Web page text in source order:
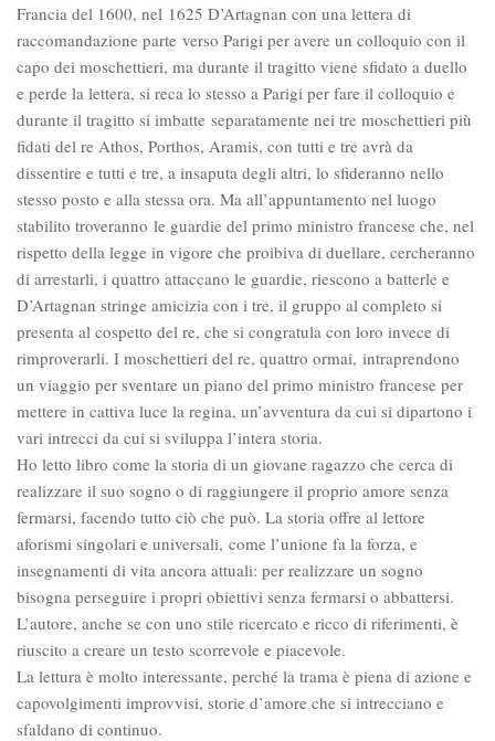
Francia del 1600, nel 1625 D’Artagnan con una lettera di
raccomandazione parte verso Parigi per avere un colloquio con il
capo dei moschettieri, ma durante il tragitto viene sfidato a duello
e perde la lettera, si reca lo stesso a Parigi per fare il colloquio e
durante il tragitto si imbatte separatamente nei tre moschettieri più
fidati del re Athos, Porthos, Aramis, con tutti e tre avrà da
dissentire e tutti e tre, a insaputa degli altri, lo sfideranno nello
stesso posto e alla stessa ora. Ma all’appuntamento nel luogo
stabilito troveranno le guardie del primo ministro francese che, nel
rispetto della legge in vigore che proibiva di duellare, cercheranno
di arrestarli, i quattro attaccano le guardie, riescono a batterle e
D’Artagnan stringe amicizia con i tre, il gruppo al completo si
presenta al cospetto del re, che si congratula con loro invece di
rimproverarli. I moschettieri del re, quattro ormai, intraprendono
un viaggio per sventare un piano del primo ministro francese per
mettere in cattiva luce la regina, un’avventura da cui si dipartono i
vari intrecci da cui si sviluppa l’intera storia.
Ho letto libro come la storia di un giovane ragazzo che cerca di
realizzare il suo sogno o di raggiungere il proprio amore senza
fermarsi, facendo tutto ciò che può. La storia offre al lettore
aforismi singolari e universali, come l’unione fa la forza, e
insegnamenti di vita ancora attuali: per realizzare un sogno
bisogna perseguire i propri obiettivi senza fermarsi o abbattersi.
L’autore, anche se con uno stile ricercato e ricco di riferimenti, è
riuscito a creare un testo scorrevole e piacevole.
La lettura è molto interessante, perché la trama è piena di azione e
capovolgimenti improvvisi, storie d’amore che si intrecciano e
sfaldano di continuo.